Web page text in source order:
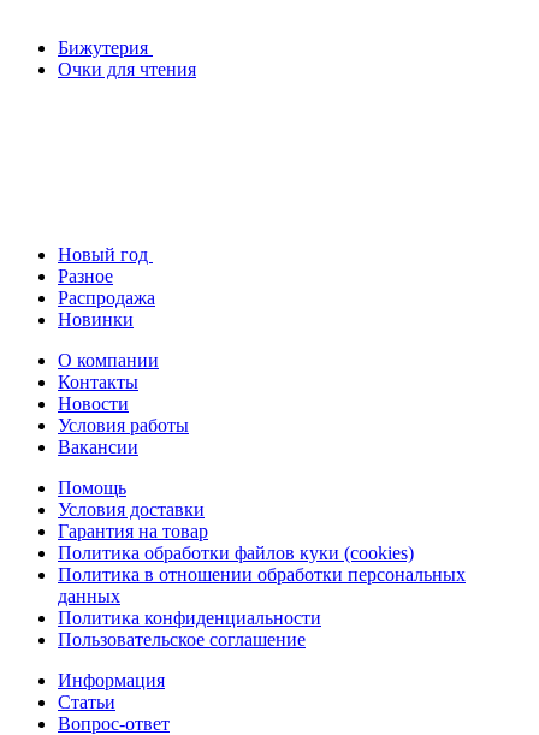
Бижутерия
Очки для чтения
Новый год
Разное
Распродажа
Новинки
О компании
Контакты
Новости
Условия работы
Вакансии
Помощь
Условия доставки
Гарантия на товар
Политика обработки файлов куки (cookies)
Политика в отношении обработки персональных
данных
Политика конфиденциальности
Пользовательское соглашение
Информация
Статьи
Вопрос-ответ